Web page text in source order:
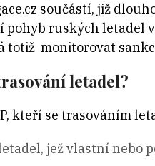
součástí, již
pohyb ruských letadel
totiž monitorovat
letadel?
kteří se trasováním
jež vlastní nebo